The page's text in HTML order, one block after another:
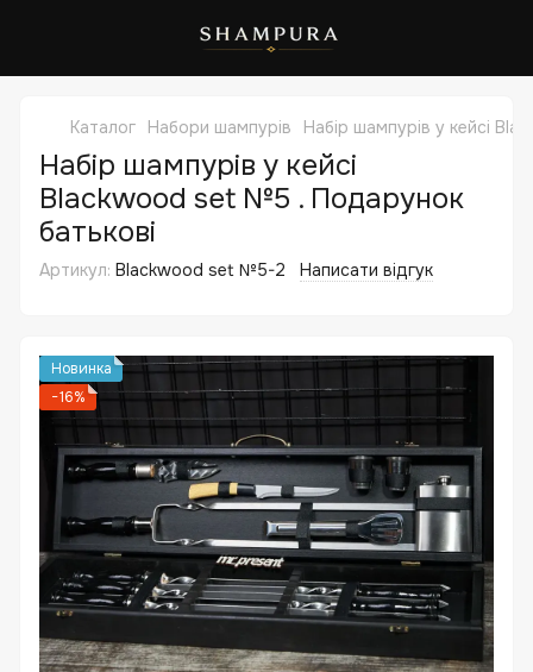
Каталог Набори шампурів Набір шампурів у кейсі
Набір шампурів у кейсі
Blackwood set №5 . Подарунок
батькові
Артикул: Blackwood set №5-2 Написати відгук
Новинка
−16%